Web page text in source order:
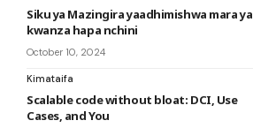
Siku ya Mazingira yaadhimishwa mara ya
kwanza hapa nchini
October 10, 2024
Kimataifa
Scalable code without bloat: DCI, Use
Cases, and You